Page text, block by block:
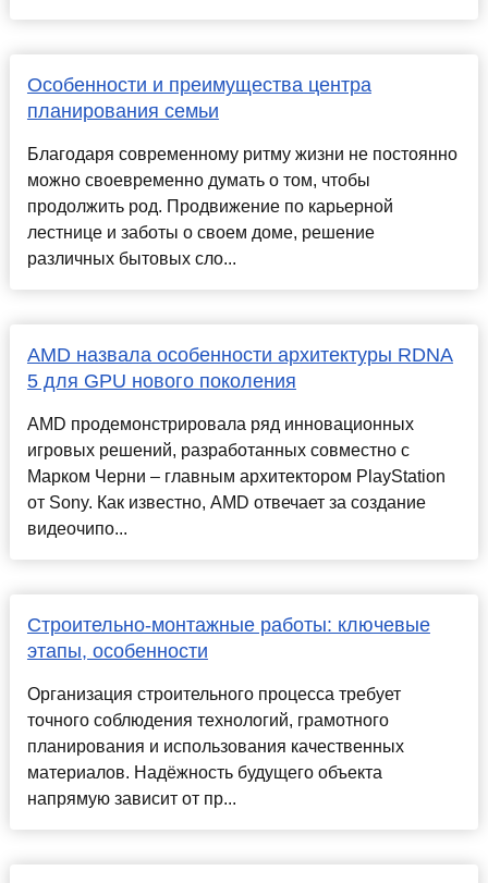
Особенности и преимущества центра
планирования семьи
Благодаря современному ритму жизни не постоянно
можно своевременно думать о том, чтобы
продолжить род. Продвижение по карьерной
лестнице и заботы о своем доме, решение
различных бытовых сло...
AMD назвала особенности архитектуры RDNA
5 для GPU нового поколения
AMD продемонстрировала ряд инновационных
игровых решений, разработанных совместно с
Марком Черни – главным архитектором PlayStation
от Sony. Как известно, AMD отвечает за создание
видеочипо...
Строительно-монтажные работы: ключевые
этапы, особенности
Организация строительного процесса требует
точного соблюдения технологий, грамотного
планирования и использования качественных
материалов. Надёжность будущего объекта
напрямую зависит от пр...